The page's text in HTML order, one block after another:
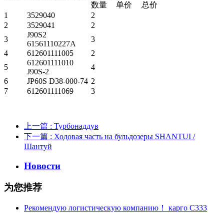
数量
单价
总价
1
3529040
2
2
3529041
2
3
J90S2
61561110227A
3
4
612601111005
2
5
612601111010
J90S-2
4
6
JP60S D38-000-74 2
7
612601111069 3
上一篇 : Турбонаддув
下一篇 : Ходовая часть на бульдозеры SHANTUI /
Шантуй
Новости
为您推荐
Рекомендую логистическую компанию！ карго C333